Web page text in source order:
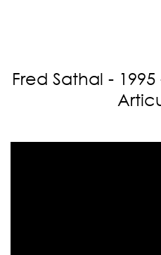
Fred Sathal -